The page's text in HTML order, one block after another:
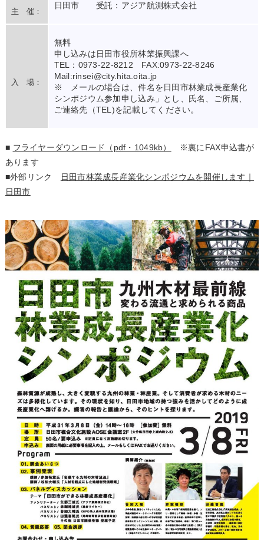
主 催：
日田市 受託：アジア航測株式会社
入 場：
無料
申し込みは日田市役所林業振興課へ
TEL：0973-22-8212 FAX:0973-22-8246
Mail:rinsei@city.hita.oita.jp
※ メールの場合は、件名を日田市林業成長産業化
シンポジウム参加申し込み」とし、氏名、ご所属、
ご連絡先（TEL)を記載してください。
■ フライヤーダウンロード（pdf・1049kb）
※裏にFAX申込書が
あります
■外部リンク
日田市林業成長産業化シンポジウムを開催します｜
日田市